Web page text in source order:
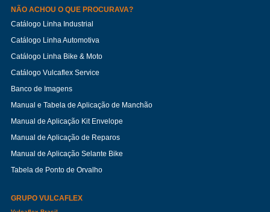
NÃO ACHOU O QUE PROCURAVA?
Catálogo Linha Industrial
Catálogo Linha Automotiva
Catálogo Linha Bike & Moto
Catálogo Vulcaflex Service
Banco de Imagens
Manual e Tabela de Aplicação de Manchão
Manual de Aplicação Kit Envelope
Manual de Aplicação de Reparos
Manual de Aplicação Selante Bike
Tabela de Ponto de Orvalho
GRUPO VULCAFLEX